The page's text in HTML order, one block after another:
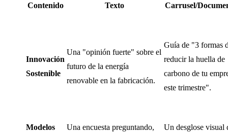
Contenido
Texto
Carrusel/
Innovación
Sostenible
Una "opinión fuerte" sobre el
futuro de la energía
renovable en la fabricación.
Guía de "3 formas
reducir la huella de
carbono de tu
este trimestre".
Modelos
Una encuesta preguntando,
Un desglose visual